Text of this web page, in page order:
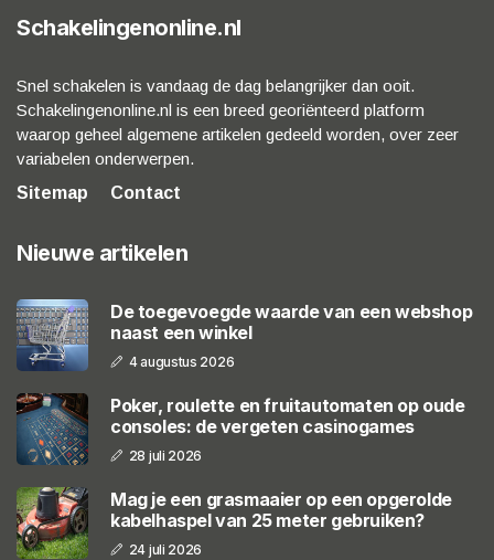
Schakelingenonline.nl
Snel schakelen is vandaag de dag belangrijker dan ooit.
Schakelingenonline.nl is een breed georiënteerd platform
waarop geheel algemene artikelen gedeeld worden, over zeer
variabelen onderwerpen.
Sitemap
Contact
Nieuwe artikelen
De toegevoegde waarde van een webshop
naast een winkel
4 augustus 2026
Poker, roulette en fruitautomaten op oude
consoles: de vergeten casinogames
28 juli 2026
Mag je een grasmaaier op een opgerolde
kabelhaspel van 25 meter gebruiken?
24 juli 2026